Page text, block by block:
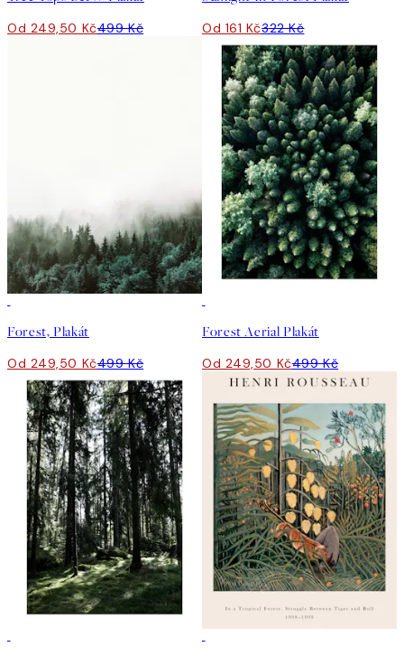
Od 249,50 Kč499 Kč Od 161 Kč322 Kč
Forest, Plakát
Od 249,50 Kč499 Kč
Forest Aerial Plakát
Od 249,50 Kč499 Kč